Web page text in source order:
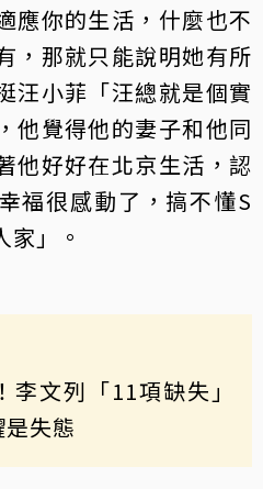
應你的生活，什麼也不
，那就只能說明她有所
汪小菲「汪總就是個實
他覺得他的妻子和他同
他好好在北京生活，認
福很感動了，搞不懂S
」。
文列「11項缺失」
失態